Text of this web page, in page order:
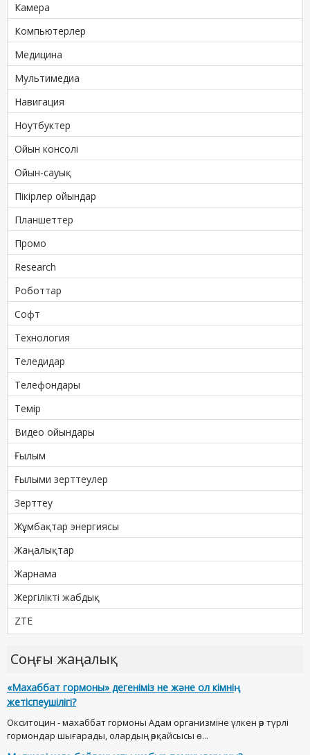
Камера
Компьютерлер
Медицина
Мультимедиа
Навигация
Ноутбуктер
Ойын консолі
Ойын-сауық
Пікірлер ойындар
Планшеттер
Промо
Research
Роботтар
Софт
Технология
Теледидар
Телефондары
Темір
Видео ойындары
Ғылым
Ғылыми зерттеулер
Зерттеу
Жұмбақтар энергиясы
Жаңалықтар
Жарнама
Жергілікті жабдық
ZTE
Соңғы жаңалық
«Махаббат гормоны» дегеніміз не және ол кімнің
жетіспеушілігі?
Окситоцин - махаббат гормоны Адам организміне үлкен әр түрлі
гормондар шығарады, олардың әрқайсысы ө...